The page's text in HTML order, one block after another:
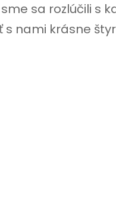
sme sa rozlúčili
s nami krásne